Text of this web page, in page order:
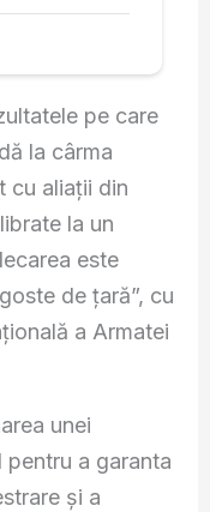
pe care
la cârma
cu aliații din
la un
este
de țară”, cu
a Armatei
unei
a garanta
și a